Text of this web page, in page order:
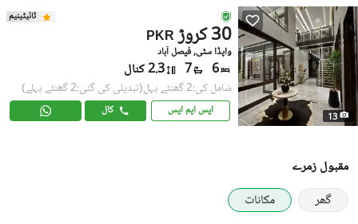
13
ٹائیٹینیم
PKR 30 کروڑ
واپڈا سٹی, فیصل آباد
6
7 2.3 کنال
شامل کی:2 گھنٹے پہل (تبدیلی کی گئی:2 گھنٹے پہلے)
ایس ایم ایس کال
مقبول زمرے
گھر
مکانات